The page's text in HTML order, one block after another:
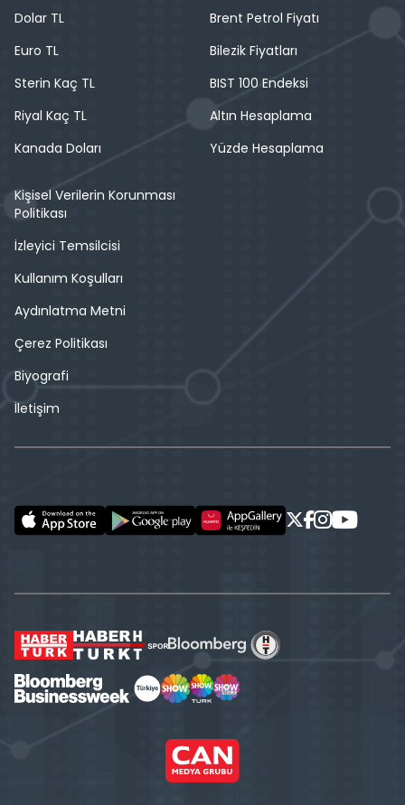
Dolar TL
Euro TL
Sterin Kaç TL
Riyal Kaç TL
Kanada Doları
Brent Petrol Fiyatı
Bilezik Fiyatları
BIST 100 Endeksi
Altın Hesaplama
Yüzde Hesaplama
Kişisel Verilerin Korunması
Politikası
İzleyici Temsilcisi
Kullanım Koşulları
Aydınlatma Metni
Çerez Politikası
Biyografi
İletişim